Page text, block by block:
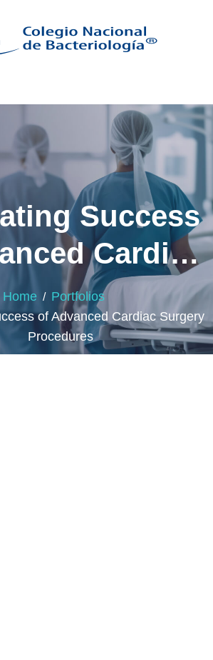
Success
Cardiac
Procedures
Home
Portfolios
of Advanced Cardiac Surgery
Procedures